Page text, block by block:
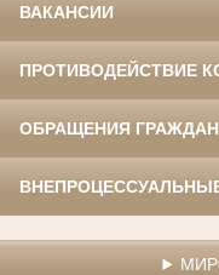
ВАКАНСИИ
ПРОТИВОДЕЙСТВИЕ
ОБРАЩЕНИЯ ГРАЖДАН